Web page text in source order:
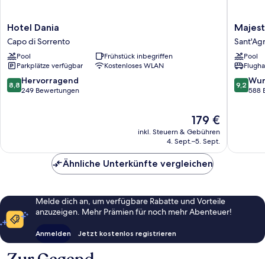
Hotel
Dania
Capo
di
Sorrento
Hotel Dania
Capo di Sorrento
Pool
Frühstück inbegriffen
Parkplätze verfügbar
Kostenloses WLAN
8.8
von
8,8 Hervorragend
249 Bewertungen
Der
Preis
beträgt
179 €
inkl. Steuern & Gebühren
4. Sept.–5. Sept.
Majestic
Palace
Hotel
Pool
9.2
von
9,2
588
Ähnliche Unterkünfte vergleichen
Melde dich an, um verfügbare Rabatte und Vorteile
anzuzeigen. Mehr Prämien für noch mehr Abenteuer!
Anmelden Jetzt kostenlos registrieren